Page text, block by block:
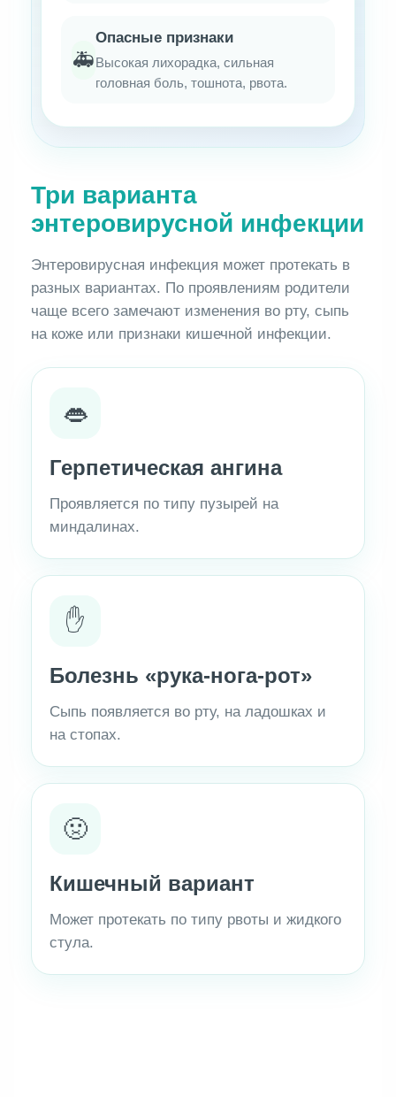
🚑
Опасные признаки
Высокая лихорадка, сильная
головная боль, тошнота, рвота.
Три варианта
энтеровирусной инфекции
Энтеровирусная инфекция может протекать в
разных вариантах. По проявлениям родители
чаще всего замечают изменения во рту, сыпь
на коже или признаки кишечной инфекции.
👄
Герпетическая ангина
Проявляется по типу пузырей на
миндалинах.
✋
Болезнь «рука-нога-рот»
Сыпь появляется во рту, на ладошках и
на стопах.
🤢
Кишечный вариант
Может протекать по типу рвоты и жидкого
стула.